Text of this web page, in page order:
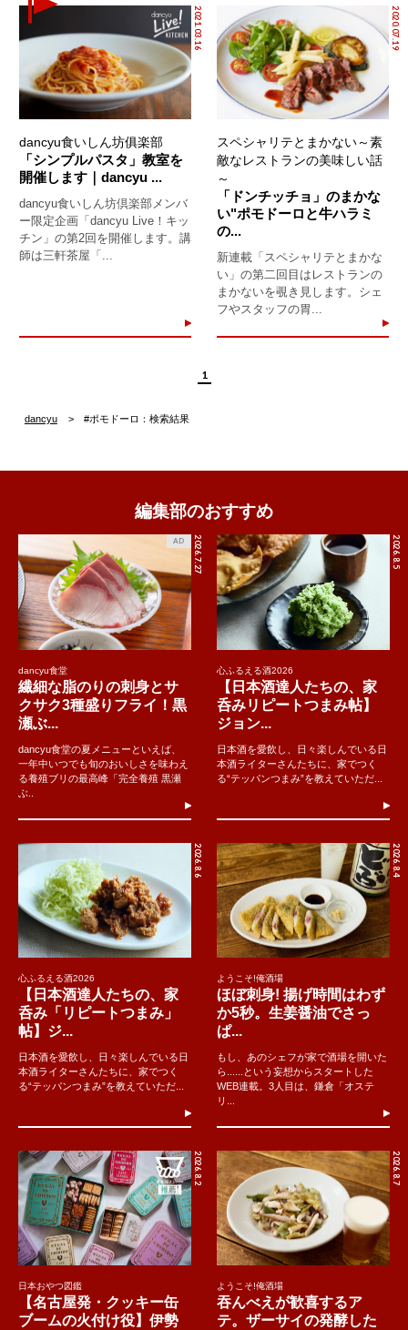
2021.03.16
dancyu食いしん坊俱楽部
「シンプルパスタ」教室を
開催します｜dancyu ...
dancyu食いしん坊倶楽部メンバ
ー限定企画「dancyu Live！キッ
チン」の第2回を開催します。講
師は三軒茶屋「...
2020.07.19
スペシャリテとまかない～素
敵なレストランの美味しい話
～
「ドンチッチョ」のまかな
い"ポモドーロと牛ハラミ
の...
新連載「スペシャリテとまかな
い」の第二回目はレストランの
まかないを覗き見します。シェ
フやスタッフの胃...
1
dancyu #ポモドーロ：検索結果
編集部のおすすめ
2026.7.27
AD
dancyu食堂
繊細な脂のりの刺身とサ
クサク3種盛りフライ！黒
瀬ぶ...
dancyu食堂の夏メニューといえば、
一年中いつでも旬のおいしさを味わえ
る養殖ブリの最高峰「完全養殖 黒瀬
ぶ..
2026.8.5
心ふるえる酒2026
【日本酒達人たちの、家
呑みリピートつまみ帖】
ジョン...
日本酒を愛飲し、日々楽しんでいる日
本酒ライターさんたちに、家でつく
る“テッパンつまみ”を教えていただ...
2026.8.6
心ふるえる酒2026
【日本酒達人たちの、家
呑み「リピートつまみ」
帖】ジ...
日本酒を愛飲し、日々楽しんでいる日
本酒ライターさんたちに、家でつく
る“テッパンつまみ”を教えていただ...
2026.8.4
ようこそ!俺酒場
ほぼ刺身! 揚げ時間はわず
か5秒。生姜醤油でさっ
ぱ...
もし、あのシェフが家で酒場を開いた
ら......という妄想からスタートした
WEB連載。3人目は、鎌倉「オステ
リ...
2026.8.2
日本おやつ図鑑
【名古屋発・クッキー缶
ブームの火付け役】伊勢
2026.8.7
ようこそ!俺酒場
吞んべえが歓喜するア
テ。ザーサイの発酵した